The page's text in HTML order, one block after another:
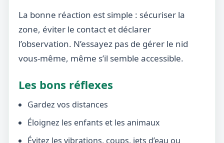
La bonne réaction est simple : sécuriser la
zone, éviter le contact et déclarer
l’observation. N’essayez pas de gérer le nid
vous-même, même s’il semble accessible.
Les bons réflexes
Gardez vos distances
Éloignez les enfants et les animaux
Évitez les vibrations, coups, jets d’eau ou